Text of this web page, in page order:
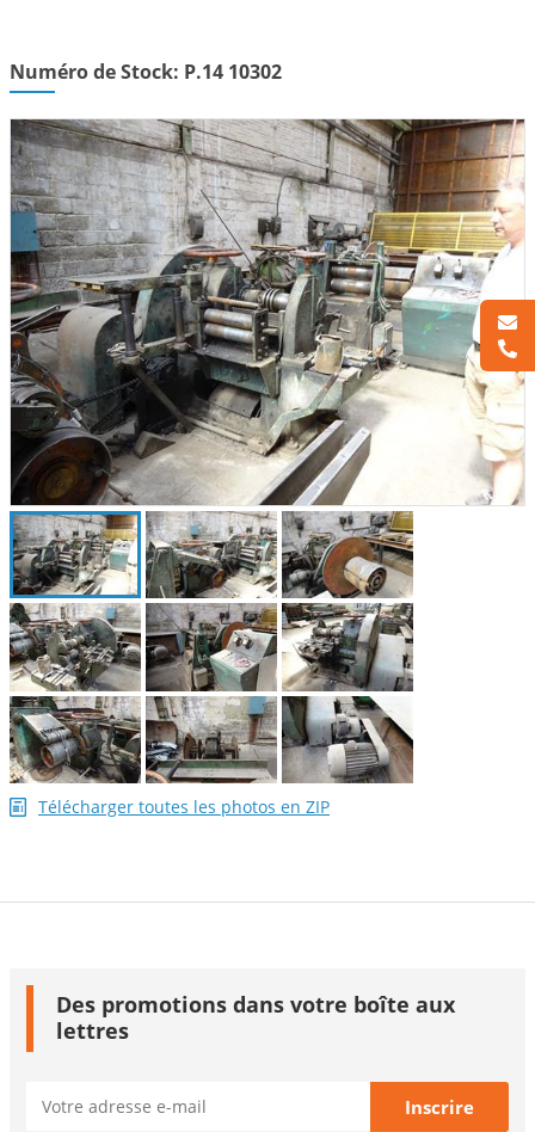
Numéro de Stock: P.14 10302
Télécharger toutes les photos en ZIP
Des promotions dans votre boîte aux
lettres